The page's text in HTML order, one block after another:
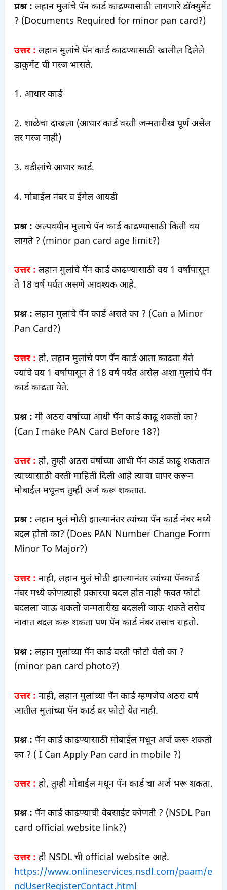
प्रश्न : लहान मुलांचे पॅन कार्ड काढण्यासाठी लागणारे डॉक्युमेंट
? (Documents Required for minor pan card?)
उत्तर : लहान मुलांचे पॅन कार्ड काढण्यासाठी खालील दिलेले
डाकुमेंट ची गरज भासते.
1. आधार कार्ड
2. शाळेचा दाखला (आधार कार्ड वरती जन्मतारीख पूर्ण असेल
तर गरज नाही)
3. वडीलांचे आधार कार्ड.
4. मोबाईल नंबर व ईमेल आयडी
प्रश्न : अल्पवयीन मुलाचे पॅन कार्ड काढण्यासाठी किती वय
लागते ? (minor pan card age limit?)
उत्तर : लहान मुलांचे पॅन कार्ड काढण्यासाठी वय 1 वर्षापासून
ते 18 वर्ष पर्यंत असणे आवश्यक आहे.
प्रश्न : लहान मुलांचे पॅन कार्ड असते का ? (Can a Minor
Pan Card?)
उत्तर : हो, लहान मुलांचे पण पॅन कार्ड आता काढता येते
ज्यांचे वय 1 वर्षापासून ते 18 वर्ष पर्यंत असेल अशा मुलांचे पॅन
कार्ड काढता येते.
प्रश्न : मी अठरा वर्षाच्या आधी पॅन कार्ड काढू शकतो का?
(Can I make PAN Card Before 18?)
उत्तर : हो, तुम्ही अठरा वर्षाच्या आधी पॅन कार्ड काढू शकतात
त्याच्यासाठी वरती माहिती दिली आहे त्याचा वापर करून
मोबाईल मधूनच तुम्ही अर्ज करू शकतात.
प्रश्न : लहान मुलं मोठी झाल्यानंतर त्यांच्या पॅन कार्ड नंबर मध्ये
बदल होतो का? (Does PAN Number Change Form
Minor To Major?)
उत्तर : नाही, लहान मुलं मोठी झाल्यानंतर त्यांच्या पॅनकार्ड
नंबर मध्ये कोणत्याही प्रकारचा बदल होत नाही फक्त फोटो
बदलला जाऊ शकतो जन्मतारीख बदलली जाऊ शकते तसेच
नावात बदल करू शकता पण पॅन कार्ड नंबर तसाच राहतो.
प्रश्न : लहान मुलांच्या पॅन कार्ड वरती फोटो येतो का ?
(minor pan card photo?)
उत्तर : नाही, लहान मुलांच्या पॅन कार्ड म्हणजेच अठरा वर्ष
आतील मुलांच्या पॅन कार्ड वर फोटो येत नाही.
प्रश्न : पॅन कार्ड काढण्यासाठी मोबाईल मधून अर्ज करू शकतो
का ? ( I Can Apply Pan card in mobile ?)
उत्तर : हो, तुम्ही मोबाईल मधून पॅन कार्ड चा अर्ज भरू शकता.
प्रश्न : पॅन कार्ड काढण्याची वेबसाईट कोणती ? (NSDL Pan
card official website link?)
उत्तर : ही NSDL ची official website आहे.
https://www.onlineservices.nsdl.com/paam/e
ndUserRegisterContact.html